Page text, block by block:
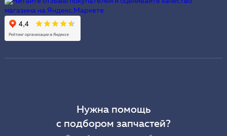
Нужна помощь
с подбором запчастей?